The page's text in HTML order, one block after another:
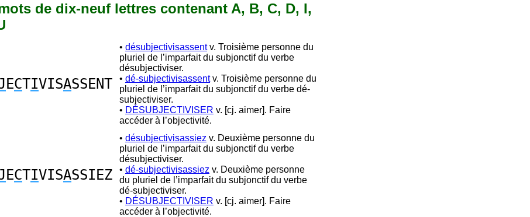
de dix-neuf lettres contenant A, B, C, D, I,
ECTIVISASSENT
• désubjectivisassentv. Troisième personne du
pluriel de l’imparfait du subjonctif du verbe
désubjectiviser.
• dé-subjectivisassentv. Troisième personne du
pluriel de l’imparfait du subjonctif du verbe dé-
subjectiviser.
• DÉSUBJECTIVISER v. [cj. aimer]. Faire
accéder à l’objectivité.
ECTIVISASSIEZ
• désubjectivisassiez v. Deuxième personne du
pluriel de l’imparfait du subjonctif du verbe
désubjectiviser.
• dé-subjectivisassiez v. Deuxième personne
du pluriel de l’imparfait du subjonctif du verbe
dé-subjectiviser.
• DÉSUBJECTIVISER v. [cj. aimer]. Faire
accéder à l’objectivité.